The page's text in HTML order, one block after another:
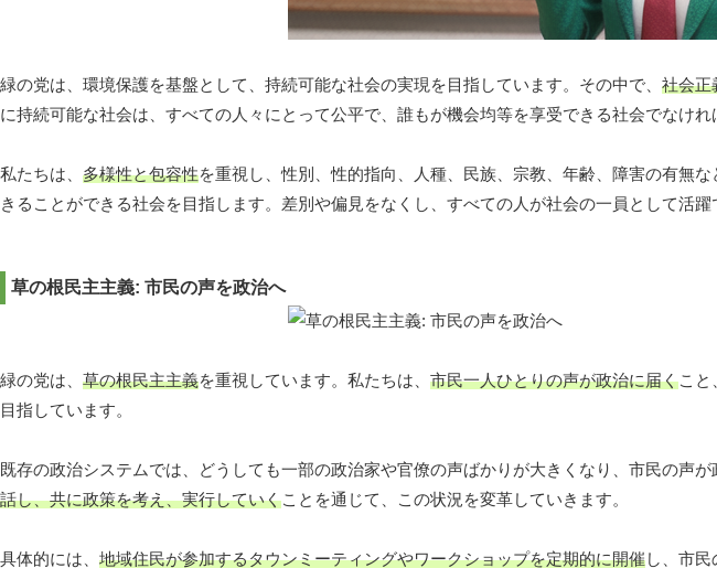
緑の党は、環境保護を基盤として、持続可能な社会の実現を目指しています。その中で、 社会正
に持続可能な社会は、すべての人々にとって公平で、誰もが機会均等を享受できる社会でなけれ
私たちは、 多様性と包容性を重視し、性別、性的指向、人種、民族、宗教、年齢、障害の有無
きることができる社会を目指します。差別や偏見をなくし、すべての人が社会の一員として活躍
草の根民主主義: 市民の声を政治へ
緑の党は、 草の根民主主義を重視しています。私たちは、 市民一人ひとりの声が政治に届くこと
目指しています。
既存の政治システムでは、どうしても一部の政治家や官僚の声ばかりが大きくなり、市民の声が
話し、共に政策を考え、実行していくことを通じて、この状況を変革していきます。
具体的には、 地域住民が参加するタウンミーティングやワークショップを定期的に開催し、市